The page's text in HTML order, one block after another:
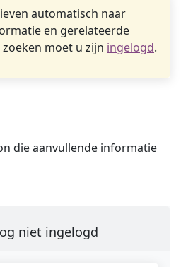
automatisch naar
en gerelateerde
moet u zijn ingelogd.
die aanvullende informatie
niet ingelogd